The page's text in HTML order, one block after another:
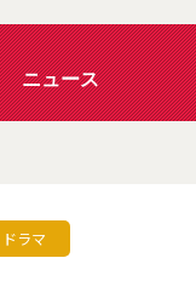
ニュース
ドラマ